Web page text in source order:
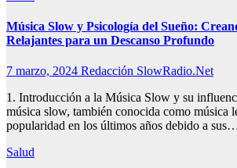
Música Slow y Psicología del Sueño:
Relajantes para un Descanso Profundo
7 marzo, 2024 Redacción SlowRadio.Net
1. Introducción a la Música Slow y su
música slow, también conocida como música
popularidad en los últimos años debido a
Salud